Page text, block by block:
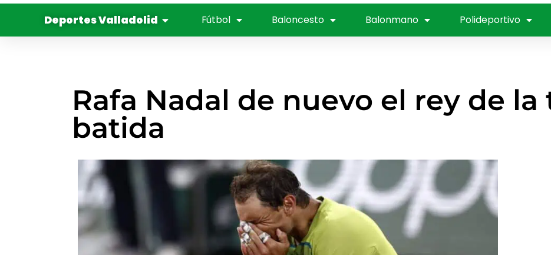
Deportes Valladolid Fútbol Baloncesto Balonmano Polideportivo
Rafa Nadal de nuevo el rey de la
batida